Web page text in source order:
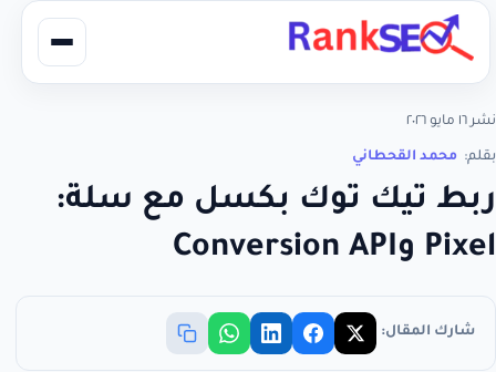
نشر ١٦ مايو ٢٠٢٦
بقلم: محمد القحطاني
ربط تيك توك بكسل مع سلة:
Pixel وConversion API
شارك المقال: